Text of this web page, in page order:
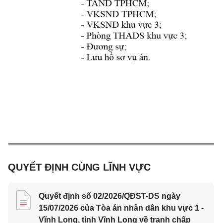
QUYẾT ĐỊNH CÙNG LĨNH VỰC
Quyết định số 02/2026/QĐST-DS ngày
15/07/2026 của Tòa án nhân dân khu vực 1 -
Vĩnh Long, tỉnh Vĩnh Long về tranh chấp